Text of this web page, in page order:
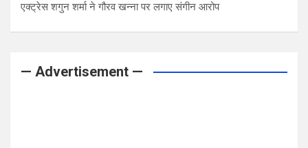
एक्ट्रेस शगुन शर्मा ने गौरव खन्ना पर लगाए संगीन आरोप
— Advertisement —